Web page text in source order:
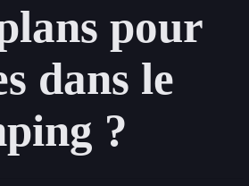
pour
dans le
?